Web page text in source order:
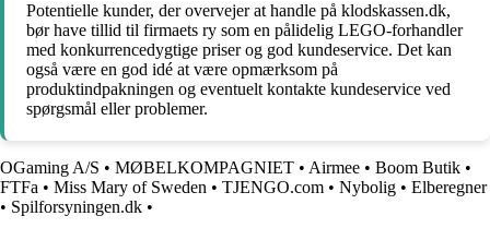
Potentielle kunder, der overvejer at handle på klodskassen.dk,
bør have tillid til firmaets ry som en pålidelig LEGO-forhandler
med konkurrencedygtige priser og god kundeservice. Det kan
også være en god idé at være opmærksom på
produktindpakningen og eventuelt kontakte kundeservice ved
spørgsmål eller problemer.
OGaming A/S • MØBELKOMPAGNIET • Airmee • Boom Butik •
FTFa • Miss Mary of Sweden • TJENGO.com • Nybolig • Elberegner
• Spilforsyningen.dk •